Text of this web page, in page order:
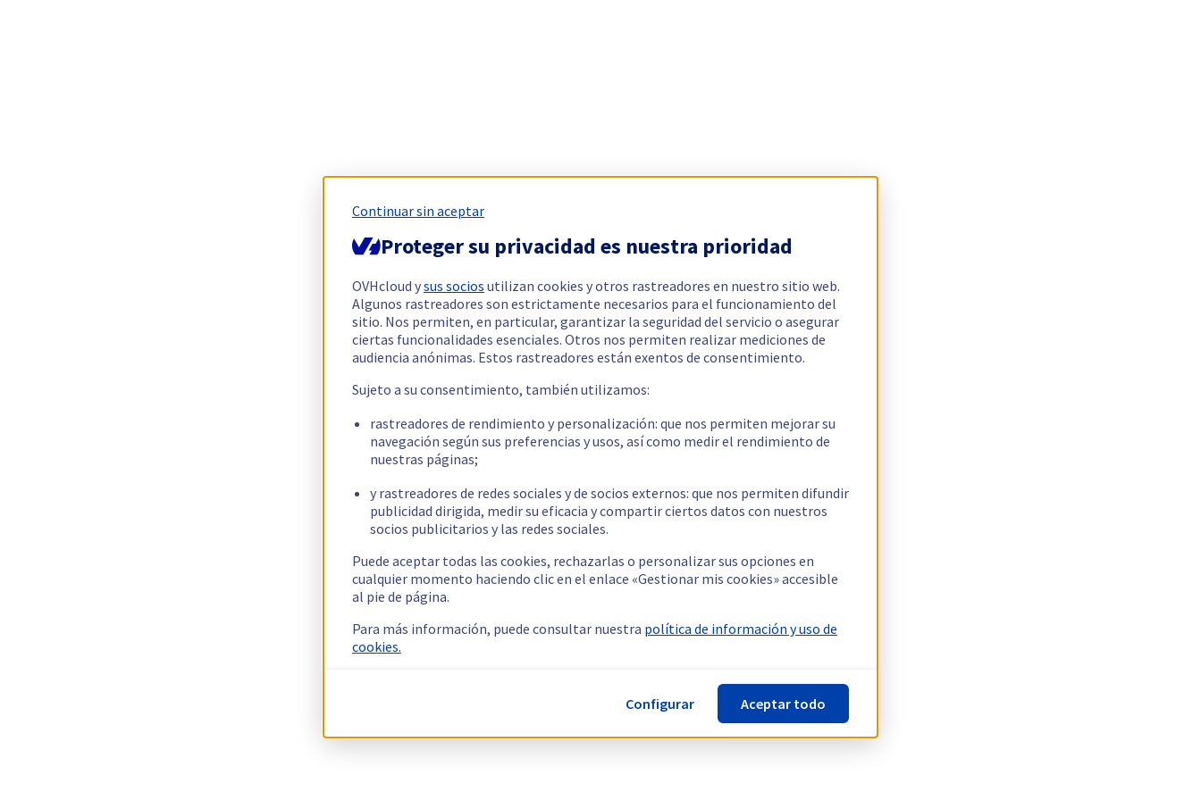
Continuar sin aceptar
Proteger su privacidad es nuestra prioridad
OVHcloud ysus socios utilizan cookies y otros rastreadores en nuestro sitio web.
Algunos rastreadores son estrictamente necesarios para el funcionamiento del
sitio. Nos permiten, en particular, garantizar la seguridad del servicio o asegurar
ciertas funcionalidades esenciales. Otros nos permiten realizar mediciones de
audiencia anónimas. Estos rastreadores están exentos de consentimiento.
Sujeto a su consentimiento, también utilizamos:
rastreadores de rendimiento y personalización: que nos permiten mejorar su
navegación según sus preferencias y usos, así como medir el rendimiento de
nuestras páginas;
y rastreadores de redes sociales y de socios externos: que nos permiten difundir
publicidad dirigida, medir su eficacia y compartir ciertos datos con nuestros
socios publicitarios y las redes sociales.
Puede aceptar todas las cookies, rechazarlas o personalizar sus opciones en
cualquier momento haciendo clic en el enlace «Gestionar mis cookies» accesible
al pie de página.
Para más información, puede consultar nuestra política de información y uso de
cookies.
Configurar Aceptar todo